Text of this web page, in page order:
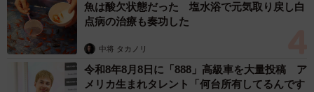
魚は酸欠状態だった 塩水浴で元気取り戻し白
点病の治療も奏功した
中将 タカノリ
令和8年8月8日に「888」高級車を大量投稿 ア
メリカ生まれタレント「何台所有してるんです